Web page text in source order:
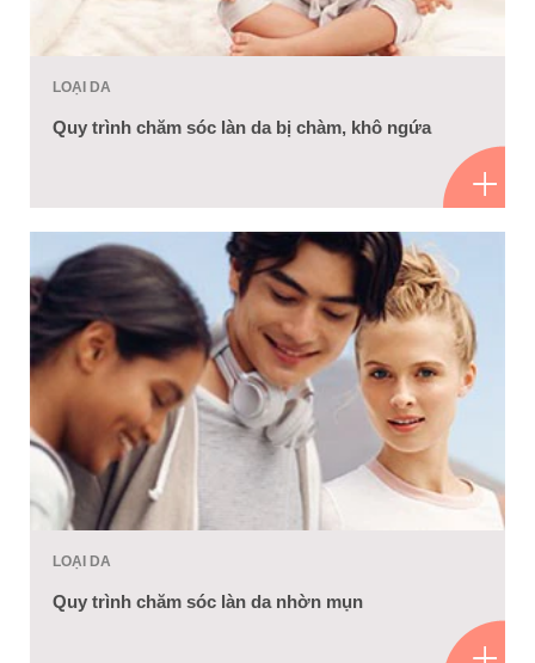
LOẠI DA
Quy trình chăm sóc làn da bị chàm, khô ngứa
LOẠI DA
Quy trình chăm sóc làn da nhờn mụn